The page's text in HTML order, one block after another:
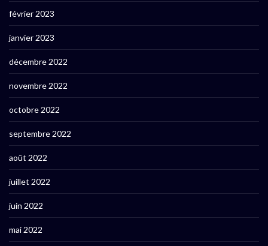
février 2023
janvier 2023
décembre 2022
novembre 2022
octobre 2022
septembre 2022
août 2022
juillet 2022
juin 2022
mai 2022